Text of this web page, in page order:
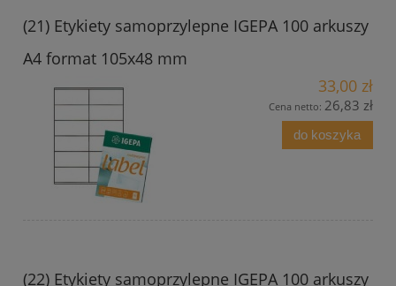
(21) Etykiety samoprzylepne IGEPA 100 arkuszy
A4 format 105x48 mm
33,00 zł
Cena netto: 26,83 zł
do koszyka
(22) Etykiety samoprzylepne IGEPA 100 arkuszy